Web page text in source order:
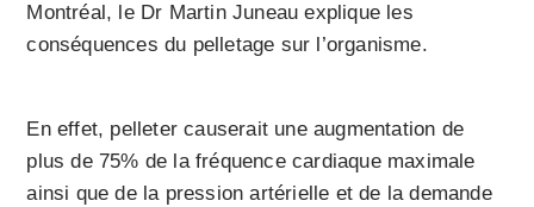
Montréal, le Dr Martin Juneau explique les
conséquences du pelletage sur l’organisme.
En effet, pelleter causerait une augmentation de
plus de 75% de la fréquence cardiaque maximale
ainsi que de la pression artérielle et de la demande